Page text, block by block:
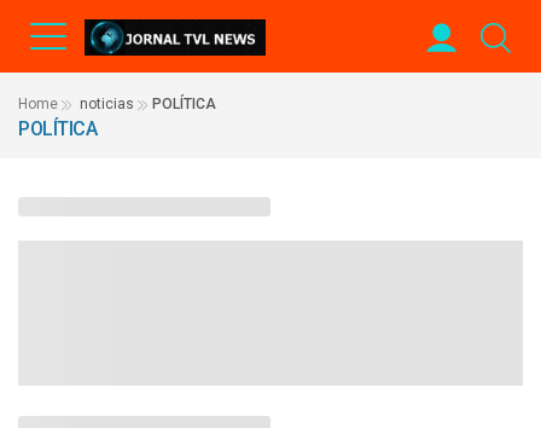
Home noticias POLÍTICA
POLÍTICA